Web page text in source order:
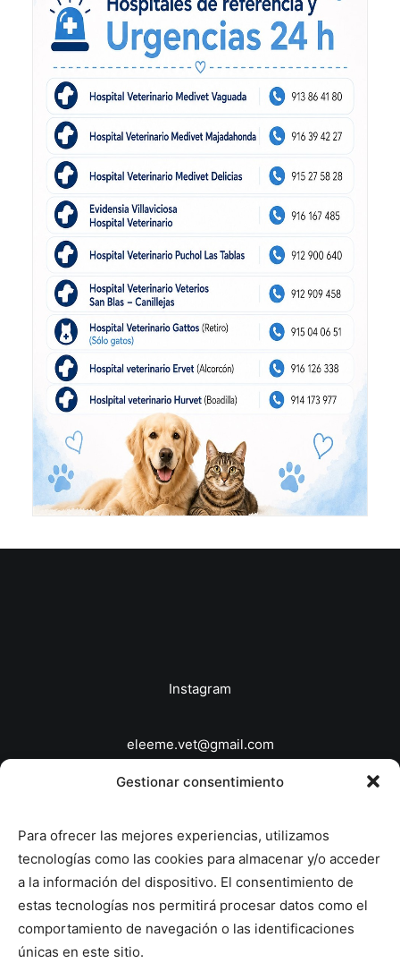
Gestionar consentimiento
Para ofrecer las mejores experiencias, utilizamos
tecnologías como las cookies para almacenar y/o acceder
a la información del dispositivo. El consentimiento de
estas tecnologías nos permitirá procesar datos como el
comportamiento de navegación o las identificaciones
únicas en este sitio.
Veterinaria.All rights reserved
Política de Privacidad
Política de Cookies
Instagram
eleeme.vet@gmail.com